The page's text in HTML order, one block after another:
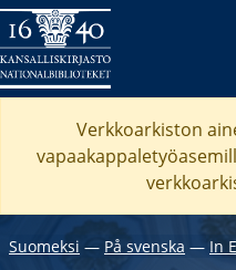
Verkkoarkiston
Suomeksi ― På svenska ― In